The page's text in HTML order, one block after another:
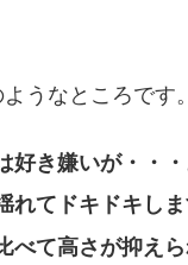
うなところです。
き嫌いが・・・
てドキドキしま
べて高さが抑え